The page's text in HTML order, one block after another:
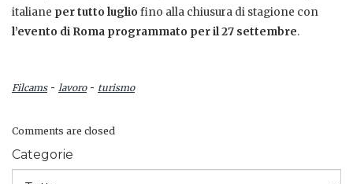
italiane per tutto luglio fino alla chiusura di stagione con
l’evento di Roma programmato per il 27 settembre.
Filcams- lavoro- turismo
Comments are closed
Categorie